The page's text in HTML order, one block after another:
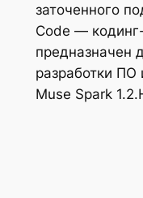
заточенного
Code —
предназначен
разработки ПО
Muse Spark